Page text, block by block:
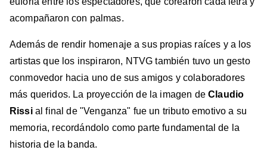
acompañaron con palmas.
Además de rendir homenaje a sus propias raíces y a los
artistas que los inspiraron, NTVG también tuvo un gesto
conmovedor hacia uno de sus amigos y colaboradores
más queridos. La proyección de la imagen deClaudio
Rissial final de "Venganza" fue un tributo emotivo a su
memoria, recordándolo como parte fundamental de la
historia de la banda.